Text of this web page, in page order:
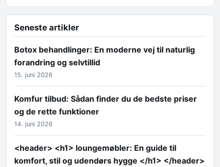
Seneste artikler
Botox behandlinger: En moderne vej til naturlig
forandring og selvtillid
15. juni 2026
Komfur tilbud: Sådan finder du de bedste priser
og de rette funktioner
14. juni 2026
<header> <h1> loungemøbler: En guide til
komfort, stil og udendørs hygge </h1> </header>